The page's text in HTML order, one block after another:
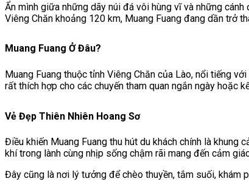
Ẩn mình giữa những dãy núi đá vôi hùng vĩ và những cánh
Viêng Chăn khoảng 120 km, Muang Fuang đang dần trở
Muang Fuang Ở Đâu?
Muang Fuang thuộc tỉnh Viêng Chăn của Lào, nổi tiếng
rất thích hợp cho các chuyến tham quan ngắn ngày hoặc
Vẻ Đẹp Thiên Nhiên Hoang Sơ
Điều khiến Muang Fuang thu hút du khách chính là
khí trong lành cùng nhịp sống chậm rãi mang đến cảm
Đây cũng là nơi lý tưởng để chèo thuyền, tắm suối, khám